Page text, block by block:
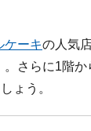
ケーキの人気店
。さらに1階
ょう。